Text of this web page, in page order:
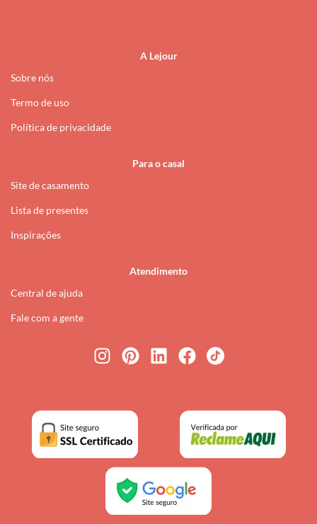
A Lejour
Sobre nós
Termo de uso
Política de privacidade
Para o casal
Site de casamento
Lista de presentes
Inspirações
Atendimento
Central de ajuda
Fale com a gente